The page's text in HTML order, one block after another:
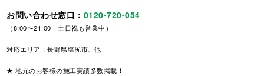
お問い合わせ窓口： 0120-720-054
（8:00〜21:00 土日祝も営業中）
対応エリア：長野県塩尻市、他
★ 地元のお客様の施工実績多数掲載！